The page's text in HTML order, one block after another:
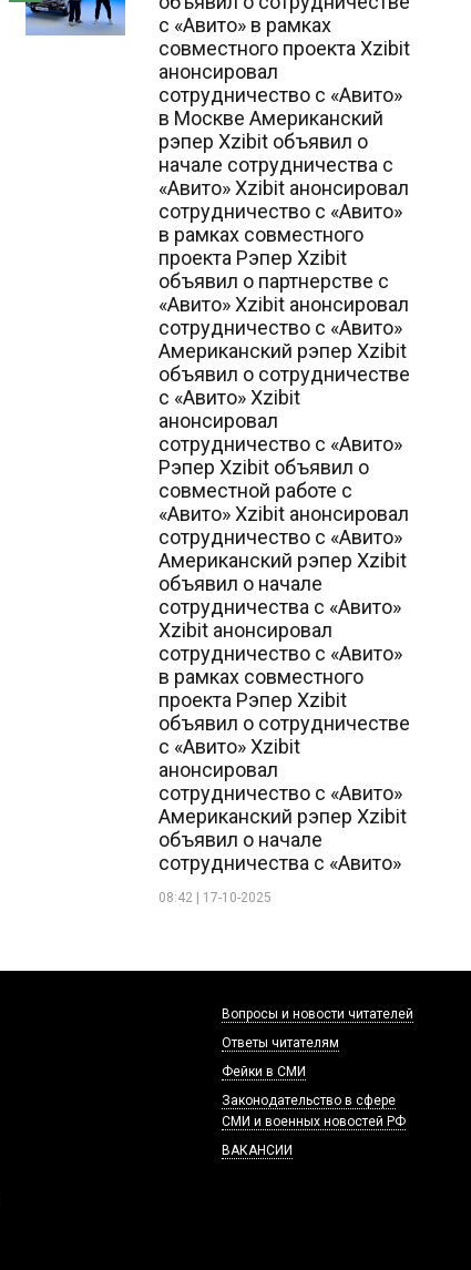
с «Авито» в рамках
совместного проекта Xzibit
анонсировал
сотрудничество с «Авито»
в Москве Американский
рэпер Xzibit объявил о
начале сотрудничества с
«Авито» Xzibit анонсировал
сотрудничество с «Авито»
в рамках совместного
проекта Рэпер Xzibit
объявил о партнерстве с
«Авито» Xzibit анонсировал
сотрудничество с «Авито»
Американский рэпер Xzibit
объявил о сотрудничестве
с «Авито» Xzibit
анонсировал
сотрудничество с «Авито»
Рэпер Xzibit объявил о
совместной работе с
«Авито» Xzibit анонсировал
сотрудничество с «Авито»
Американский рэпер Xzibit
объявил о начале
сотрудничества с «Авито»
Xzibit анонсировал
сотрудничество с «Авито»
в рамках совместного
проекта Рэпер Xzibit
объявил о сотрудничестве
с «Авито» Xzibit
анонсировал
сотрудничество с «Авито»
Американский рэпер Xzibit
объявил о начале
сотрудничества с «Авито»
08:42 | 17-10-2025
Вопросы и новости читателей
Ответы читателям
Фейки в СМИ
Законодательство в сфере
СМИ и военных новостей РФ
ВАКАНСИИ